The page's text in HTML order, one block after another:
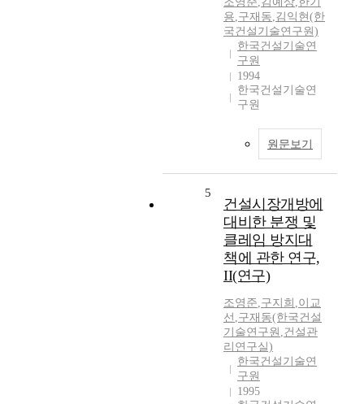
용,구재동,김익현(한
국건설기술연구원)
한국건설기술연
구원
1994
한국건설기술연
구원
원문보기
5
건설시장개방에
대비한 분쟁 및
클레임 방지대
책에 관한 연구,
II(연구)
조영준,구지희 ,이교
선 ,구재동(한국건설
기술연구원 ,건설관
리연구실)
한국건설기술연
구원
1995